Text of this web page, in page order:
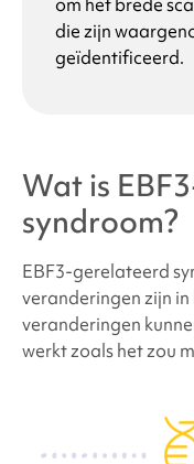
EBF3-gen?
Hoeveel mensen
syndroom?
Zien mensen met
anders uit?
die zijn
geïdentificeerd.
Wat is
syndroom?
EBF3-gerelateerd
veranderingen zijn
veranderingen
werkt zoals het zou